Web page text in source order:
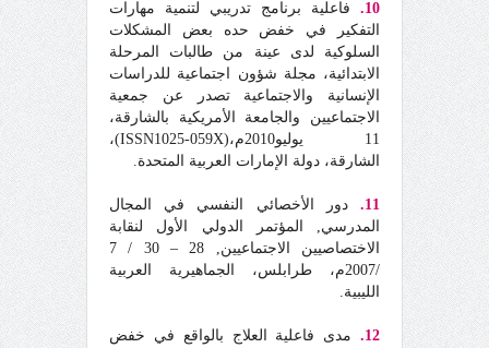
10.
فاعلية برنامج تدريبي لتنمية مهارات
التفكير في خفض حده بعض المشكلات
السلوكية لدى عينة من طالبات المرحلة
الابتدائية، مجلة شؤون اجتماعية للدراسات
الإنسانية والاجتماعية تصدر عن جمعية
الاجتماعيين والجامعة الأمريكية بالشارقة،
11 يوليو2010م،(ISSN1025-059X)،
الشارقة، دولة الإمارات العربية المتحدة.
11.
دور الأخصائي النفسي في المجال
المدرسي, المؤتمر الدولي الأول لنقابة
الاختصاصيين الاجتماعيين, 28 – 30 / 7
/2007م، طرابلس، الجماهيرية العربية
الليبية.
12.
مدى فاعلية العلاج بالواقع في خفض